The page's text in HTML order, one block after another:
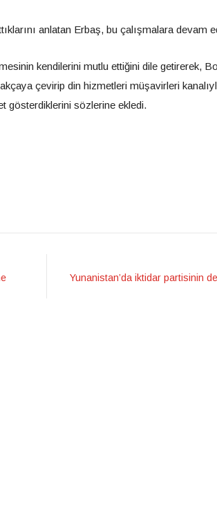
anlatan Erbaş, bu çalışmalara devam
kendilerini mutlu ettiğini dile getirerek,
çevirip din hizmetleri müşavirleri
gösterdiklerini sözlerine ekledi.
Yunanistan’da iktidar partisinin